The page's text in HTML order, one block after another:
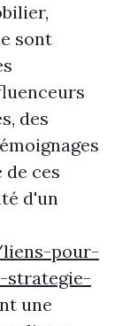
sont
des
ces
d'un
liens-pour-
strategie-
une